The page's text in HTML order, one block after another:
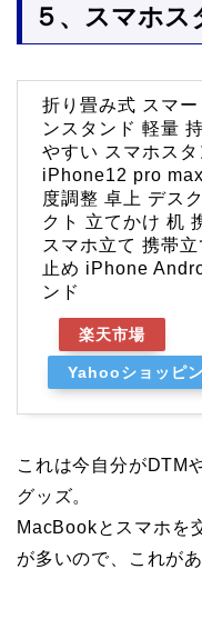
５、スマホス
折り畳み式 スマー
ンスタンド 軽量
やすい スマホスタ
iPhone12 pro
度調整 卓上 デス
クト 立てかけ 机
スマホ立て 携帯立
止め iPhone
ンド
楽天市場
Yahooショッピ
これは今自分がDTM
グッズ。
MacBookとスマホを
が多いので、これが